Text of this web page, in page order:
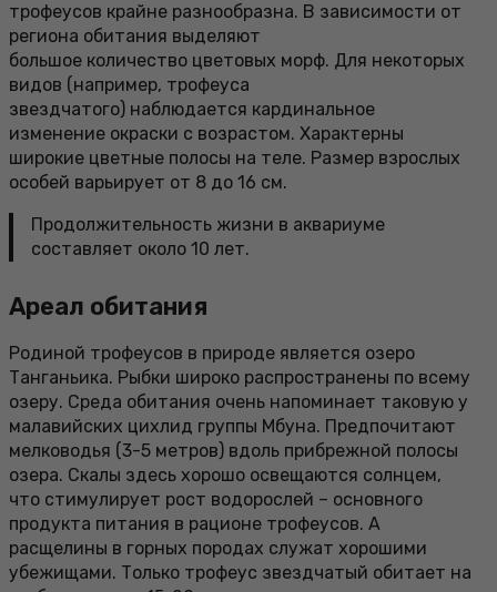
трофеусов крайне разнообразна. В зависимости от
региона обитания выделяют
большое количество цветовых морф. Для некоторых
видов (например, трофеуса
звездчатого) наблюдается кардинальное
изменение окраски с возрастом. Характерны
широкие цветные полосы на теле. Размер взрослых
особей варьирует от 8 до 16 см.
Продолжительность жизни в аквариуме
составляет около 10 лет.
Ареал обитания
Родиной трофеусов в природе является озеро
Танганьика. Рыбки широко распространены по всему
озеру. Среда обитания очень напоминает таковую у
малавийских цихлид группы Мбуна. Предпочитают
мелководья (3-5 метров) вдоль прибрежной полосы
озера. Скалы здесь хорошо освещаются солнцем,
что стимулирует рост водорослей – основного
продукта питания в рационе трофеусов. А
расщелины в горных породах служат хорошими
убежищами. Только трофеус звездчатый обитает на